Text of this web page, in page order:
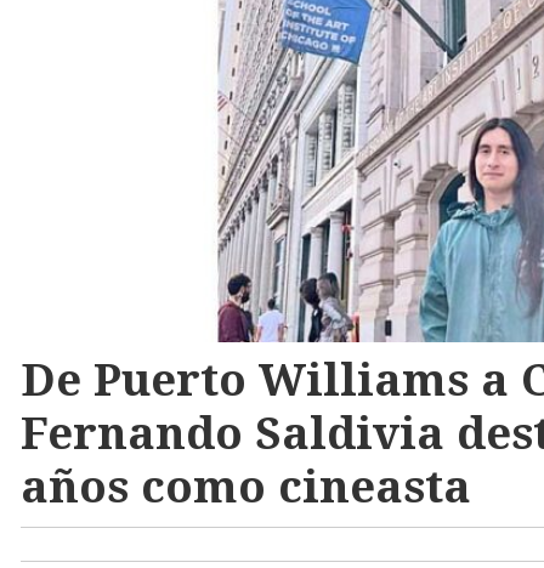
De Puerto Williams a
Fernando Saldivia
años como cineasta